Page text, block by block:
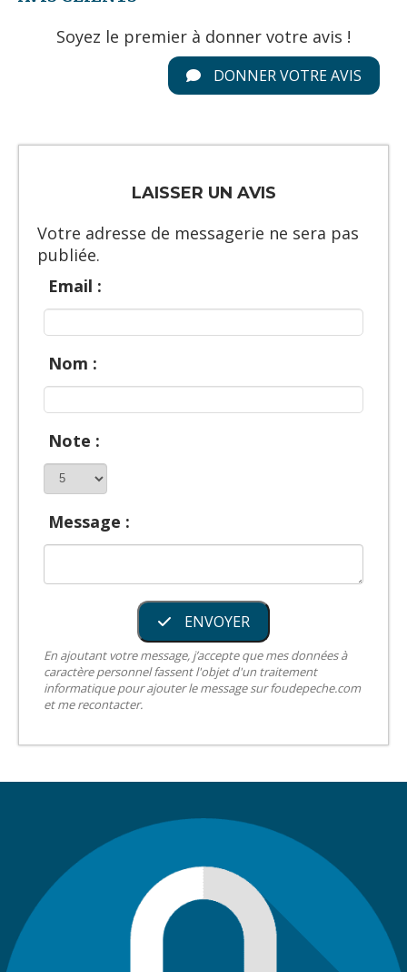
Soyez le premier à donner votre avis !
DONNER VOTRE AVIS
LAISSER UN AVIS
Votre adresse de messagerie ne sera pas
publiée.
Email :
Nom :
Note :
Message :
ENVOYER
En ajoutant votre message, j’accepte que mes données à
caractère personnel fassent l'objet d'un traitement
informatique pour ajouter le message sur foudepeche.com
et me recontacter.